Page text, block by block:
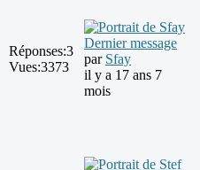
Réponses:3
Vues:3373
Dernier message
par Sfay
il y a 17 ans 7
mois